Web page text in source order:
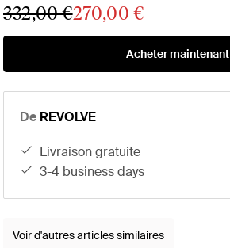
332,00 €270,00 €
Acheter maintenant
De REVOLVE
livraison gratuite
3-4 business days
Voir d'autres articles similaires